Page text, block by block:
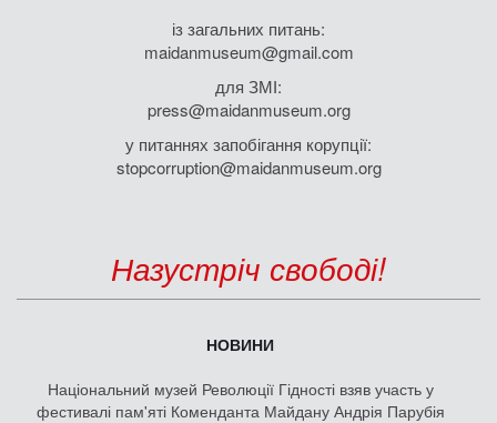
із загальних питань:
maidanmuseum@gmail.com
для ЗМІ:
press@maidanmuseum.org
у питаннях запобігання корупції:
stopcorruption@maidanmuseum.org
Назустріч свободі!
НОВИНИ
Національний музей Революції Гідності взяв участь у
фестивалі пам'яті Коменданта Майдану Андрія Парубія